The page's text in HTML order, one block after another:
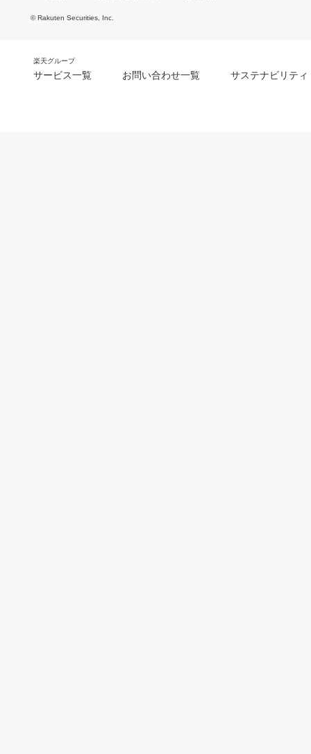
© Rakuten Securities, Inc.
楽天グループ
サービス一覧 お問い合わせ一覧 サステナビリティ